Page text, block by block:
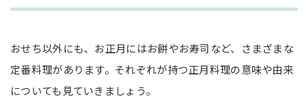
おせち以外にも、お正月にはお餅やお寿司など、さまざまな
定番料理があります。それぞれが持つ正月料理の意味や由来
についても見ていきましょう。